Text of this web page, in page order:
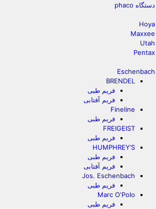
دستگاه phaco
Hoya
Maxxee
Utah
Pentax
Eschenbach
BRENDEL
فریم طبی
فریم آفتابی
Fineline
فریم طبی
FREIGEIST
فریم طبی
HUMPHREY’S
فریم طبی
فریم آفتابی
Jos. Eschenbach
فریم طبی
Marc O‘Polo
فریم طبی